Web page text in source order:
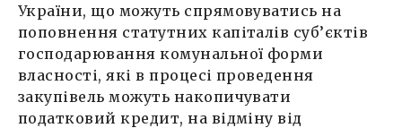
України, що можуть спрямовуватись на
поповнення статутних капіталів суб’єктів
господарювання комунальної форми
власності, які в процесі проведення
закупівель можуть накопичувати
податковий кредит, на відміну від